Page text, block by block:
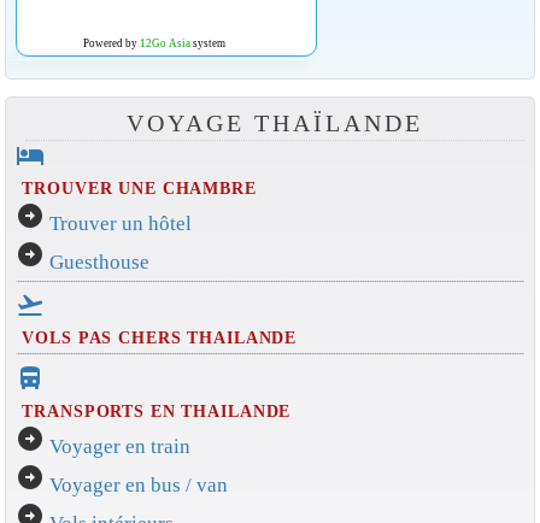
Powered by 12Go Asiasystem
VOYAGE THAÏLANDE
hotel
TROUVER UNE CHAMBRE
arrow_circle_right Trouver un hôtel
arrow_circle_right Guesthouse
flight_takeoff
VOLS PAS CHERS THAILANDE
directions_bus_filled
TRANSPORTS EN THAILANDE
arrow_circle_right Voyager en train
arrow_circle_right Voyager en bus / van
arrow_circle_right